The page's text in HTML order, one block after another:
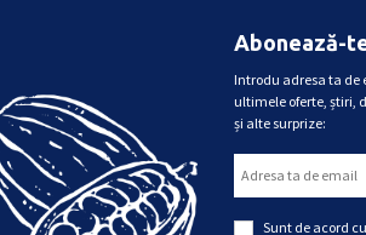
Abonează-
Introdu adresa ta de
ultimele oferte, știri,
și alte surprize:
Sunt de acord cu